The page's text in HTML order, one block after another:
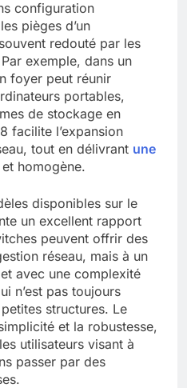
configuration
pièges d’un
redouté par les
exemple, dans un
foyer peut réunir
portables,
de stockage en
facilite l’expansion
tout en délivrant une
et homogène.
disponibles sur le
un excellent rapport
peuvent offrir des
réseau, mais à un
avec une complexité
n’est pas toujours
structures. Le
et la robustesse,
utilisateurs visant à
passer par des